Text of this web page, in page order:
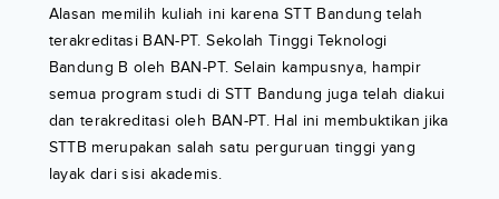
Alasan memilih kuliah ini karena STT Bandung telah
terakreditasi BAN-PT. Sekolah Tinggi Teknologi
Bandung B oleh BAN-PT. Selain kampusnya, hampir
semua program studi di STT Bandung juga telah diakui
dan terakreditasi oleh BAN-PT. Hal ini membuktikan jika
STTB merupakan salah satu perguruan tinggi yang
layak dari sisi akademis.